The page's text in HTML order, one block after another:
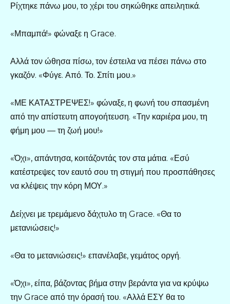
Ρίχτηκε πάνω μου, το χέρι του σηκώθηκε απειλητικά.
«Μπαμπά!» φώναξε η Grace.
Αλλά τον ώθησα πίσω, τον έστειλα να πέσει πάνω στο
γκαζόν. «Φύγε. Από. Το. Σπίτι μου.»
«ΜΕ ΚΑΤΑΣΤΡΕΨΕΣ!» φώναξε, η φωνή του σπασμένη
από την απίστευτη απογοήτευση. «Την καριέρα μου, τη
φήμη μου — τη ζωή μου!»
«Όχι», απάντησα, κοιτάζοντάς τον στα μάτια. «Εσύ
κατέστρεψες τον εαυτό σου τη στιγμή που προσπάθησες
να κλέψεις την κόρη ΜΟΥ.»
Δείχνει με τρεμάμενο δάχτυλο τη Grace. «Θα το
μετανιώσεις!»
«Θα το μετανιώσεις!» επανέλαβε, γεμάτος οργή.
«Όχι», είπα, βάζοντας βήμα στην βεράντα για να κρύψω
την Grace από την όρασή του. «Αλλά ΕΣΥ θα το